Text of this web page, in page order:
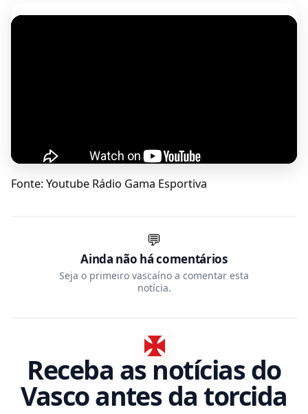
Fonte: Youtube Rádio Gama Esportiva
💬
Ainda não há comentários
Seja o primeiro vascaíno a comentar esta
notícia.
Receba as notícias do
Vasco antes da torcida